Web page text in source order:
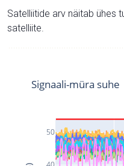
Satelliitide arv näitab ühes
satelliite.
50
Signaali-müra suhe